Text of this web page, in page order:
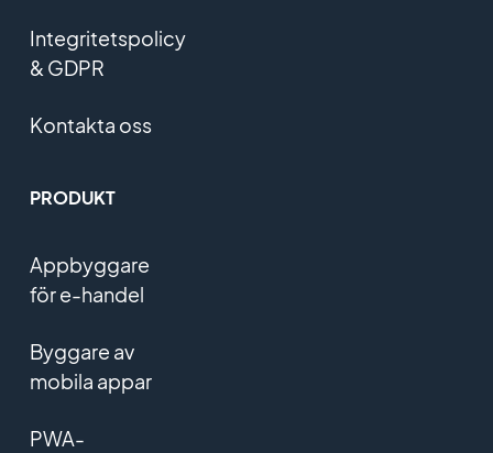
Integritetspolicy
& GDPR
Kontakta oss
PRODUKT
Appbyggare
för e-handel
Byggare av
mobila appar
PWA-